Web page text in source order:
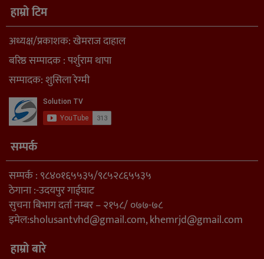
हाम्रो टिम
अध्यक्ष/प्रकाशक: खेमराज दाहाल
बरिष्ठ सम्पादक : पर्शुराम थापा
सम्पादक: शुसिला रेग्मी
सम्पर्क
सम्पर्क : ९८४०१६५५३५/९८५२८६५५३५
ठेगाना :-उदयपुर गाईघाट
सुचना बिभाग दर्ता नम्बर – २१५८/ ०७७-७८
इमेल:sholusantvhd@gmail.com,khemrjd@gmail.com
हाम्रो बारे